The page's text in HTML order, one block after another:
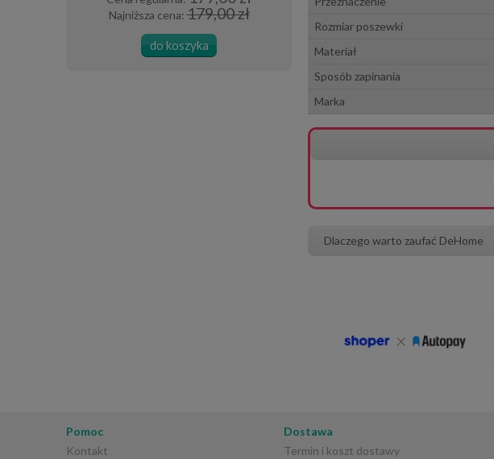
Najniższa cena:179,00 zł
do koszyka
Rozmiar poszewki
Materiał
Sposób zapinania
Marka
Dlaczego warto zaufać DeHome
Pomoc
Kontakt
Dostawa
Termin i koszt dostawy